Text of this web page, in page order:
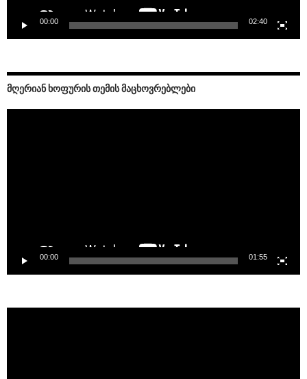
00:00 02:40
ᲛᲦᲔᲠᲘᲐᲜ ᲮᲝᲤᲣᲠᲘᲡ ᲗᲔᲛᲘᲡ ᲛᲐᲪᲮᲝᲕᲠᲔᲑᲚᲔᲑᲘ
00:00 01:55